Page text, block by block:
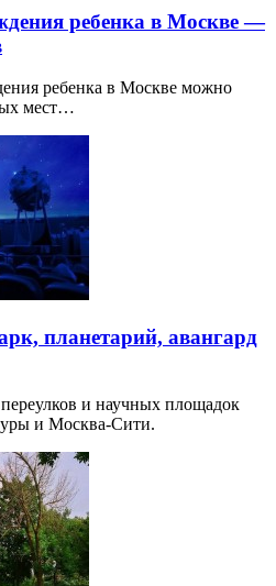
ребенка в Москве —
ребенка в Москве можно
мест…
планетарий, авангард
и научных площадок
и Москва-Сити.